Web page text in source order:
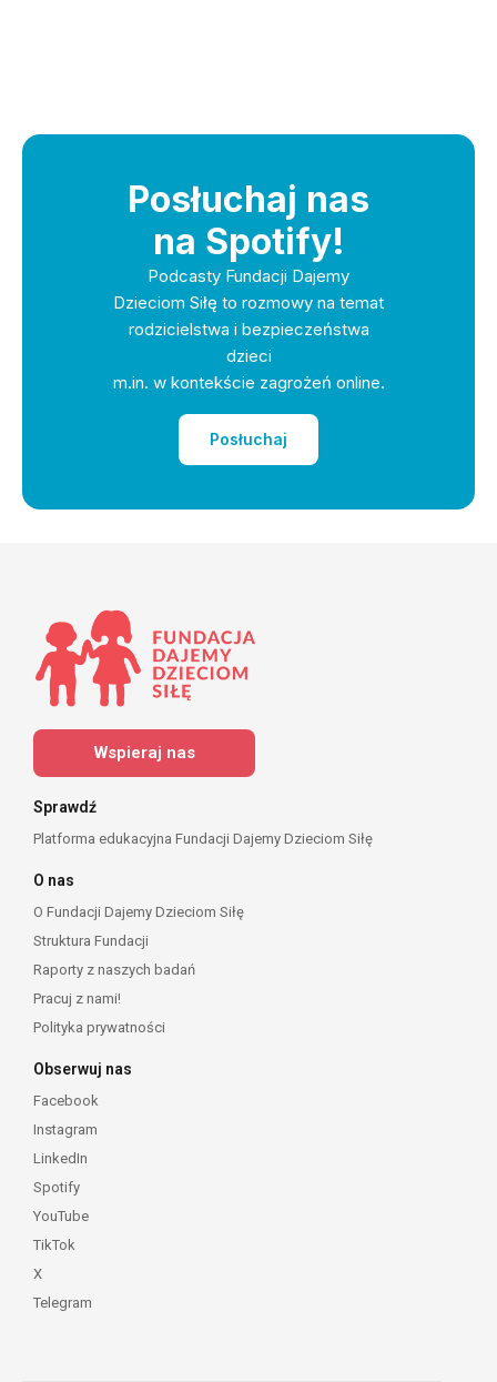
Posłuchaj nas
na Spotify!
Podcasty Fundacji Dajemy
Dzieciom Siłę to rozmowy na temat
rodzicielstwa i bezpieczeństwa
dzieci
m.in. w kontekście zagrożeń online.
Posłuchaj
Wspieraj nas
Sprawdź
Platforma edukacyjna Fundacji Dajemy Dzieciom Siłę
O nas
O Fundacji Dajemy Dzieciom Siłę
Struktura Fundacji
Raporty z naszych badań
Pracuj z nami!
Polityka prywatności
Obserwuj nas
Facebook
Instagram
LinkedIn
Spotify
YouTube
TikTok
X
Telegram